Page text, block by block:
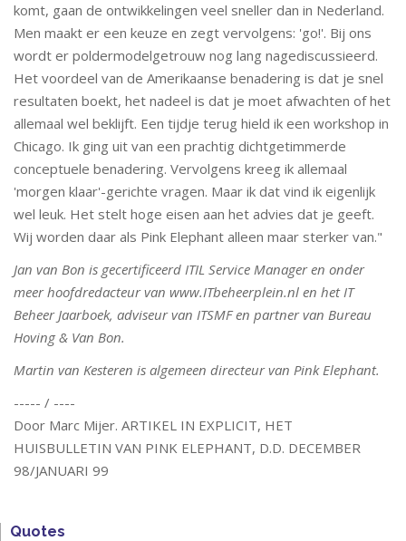
komt, gaan de ontwikkelingen veel sneller dan in Nederland.
Men maakt er een keuze en zegt vervolgens: 'go!'. Bij ons
wordt er poldermodelgetrouw nog lang nagediscussieerd.
Het voordeel van de Amerikaanse benadering is dat je snel
resultaten boekt, het nadeel is dat je moet afwachten of het
allemaal wel beklijft. Een tijdje terug hield ik een workshop in
Chicago. Ik ging uit van een prachtig dichtgetimmerde
conceptuele benadering. Vervolgens kreeg ik allemaal
'morgen klaar'-gerichte vragen. Maar ik dat vind ik eigenlijk
wel leuk. Het stelt hoge eisen aan het advies dat je geeft.
Wij worden daar als Pink Elephant alleen maar sterker van."
Jan van Bon is gecertificeerd ITIL Service Manager en onder
meer hoofdredacteur van www.ITbeheerplein.nl en het IT
Beheer Jaarboek, adviseur van ITSMF en partner van Bureau
Hoving & Van Bon.
Martin van Kesteren is algemeen directeur van Pink Elephant.
----- / ----
Door Marc Mijer. ARTIKEL IN EXPLICIT, HET
HUISBULLETIN VAN PINK ELEPHANT, D.D. DECEMBER
98/JANUARI 99
Quotes